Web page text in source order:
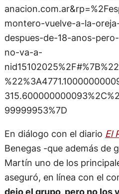
montero-vuelve-a-la-
despues-de-18-anos-
no-va-a-
99999953%7D
En diálogo con el diario El
Benegas -que además de
Martín uno de los
aseguró, en línea con el
dejo el grupo, pero no los